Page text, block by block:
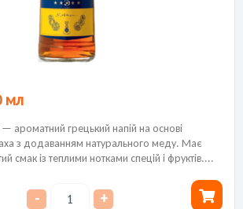
мл
ароматний грецький напій на основі
з додаванням натурального меду. Має
смак із теплими нотками спецій і фруктів....
- +